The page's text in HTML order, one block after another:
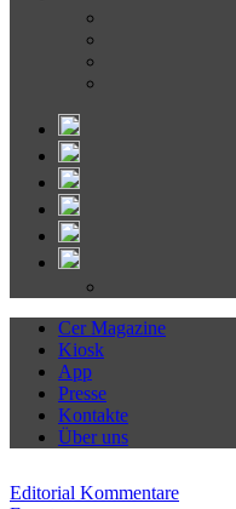
Cer Magazine
Kiosk
App
Presse
Kontakte
Über uns
Editorial Kommentare